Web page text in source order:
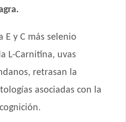
E y C más selenio
L-Carnitina, uvas
retrasan la
asociadas con la